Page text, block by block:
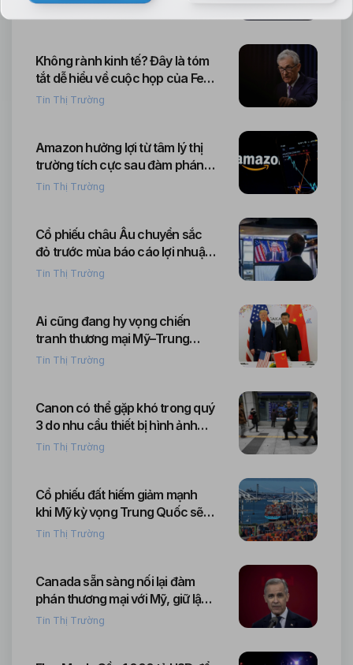
tiếp tục đổ vào cổ phiếu công
Không rành kinh tế? Đây là tóm
tắt dễ hiểu về cuộc họp của Fed
hôm nay
Tin Thị Trường
Amazon hưởng lợi từ tâm lý thị
trường tích cực sau đàm phán
Mỹ–Trung, nhà đầu tư kỳ vọng
Tin Thị Trường
Cổ phiếu châu Âu chuyển sắc
đỏ trước mùa báo cáo lợi nhuận
và cuộc họp Fed; Novartis dẫn
Tin Thị Trường
Ai cũng đang hy vọng chiến
tranh thương mại Mỹ–Trung
sớm đi đến hồi kết
Tin Thị Trường
Canon có thể gặp khó trong quý
3 do nhu cầu thiết bị hình ảnh
yếu và chi phí sản xuất tăng
Tin Thị Trường
Cổ phiếu đất hiếm giảm mạnh
khi Mỹ kỳ vọng Trung Quốc sẽ
trì hoãn kiểm soát xuất khẩu
Tin Thị Trường
Canada sẵn sàng nối lại đàm
phán thương mại với Mỹ, giữ lập
trường bình tĩnh trước căng
Tin Thị Trường